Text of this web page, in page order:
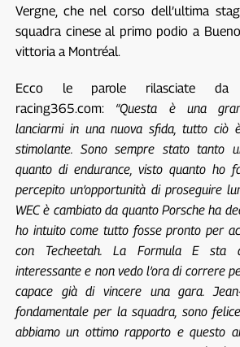
Vergne, che nel corso dell’ultima
squadra cinese al primo podio a
vittoria a Montréal.
Ecco le parole rilasciate
racing365.com: “Questa è una
lanciarmi in una nuova sfida, tutto ciò
stimolante. Sono sempre stato tanto
quanto di endurance, visto quanto ho
percepito un’opportunità di proseguire
WEC è cambiato da quanto Porsche ha
ho intuito come tutto fosse pronto per
con Techeetah. La Formula E sta
interessante e non vedo l’ora di correre
capace già di vincere una gara.
fondamentale per la squadra, sono
abbiamo un ottimo rapporto e questo